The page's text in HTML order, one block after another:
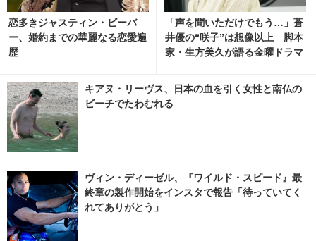
恋多きジャスティン・ビーバ
ー、婚約までの華麗なる恋愛遍
歴
「声を聞いただけでもう…」蒼
井優の“咲子”は想像以上 脚本
家・生方美久が語る金曜ドラマ
キアヌ・リーヴス、日本の血を引く女性と南仏の
ビーチでたわむれる
ヴィン・ディーゼル、『ワイルド・スピード』最
終章の製作開始をインスタで報告「待っていてく
れてありがとう」